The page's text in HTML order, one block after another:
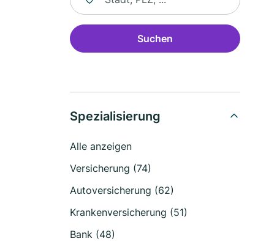
Suchen
Spezialisierung
Alle anzeigen
Versicherung (74)
Autoversicherung (62)
Krankenversicherung (51)
Bank (48)